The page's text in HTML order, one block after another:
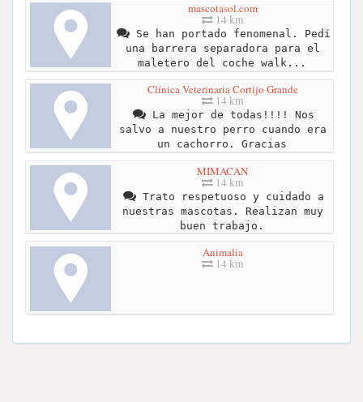
mascotasol.com
14 km
Se han portado fenomenal. Pedí
una barrera separadora para el
maletero del coche walk...
Clínica Veterinaria Cortijo Grande
14 km
La mejor de todas!!!! Nos
salvo a nuestro perro cuando era
un cachorro. Gracias
MIMACAN
14 km
Trato respetuoso y cuidado a
nuestras mascotas. Realizan muy
buen trabajo.
Animalia
14 km